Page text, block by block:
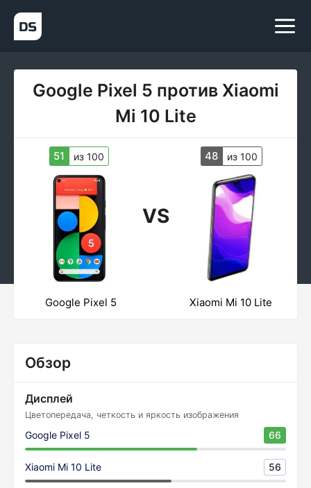
Google Pixel 5 против Xiaomi
Mi 10 Lite
51 из 100
VS
48 из 100
Google Pixel 5 Xiaomi Mi 10 Lite
Обзор
Дисплей
Цветопередача, четкость и яркость изображения
Google Pixel 5 66
Xiaomi Mi 10 Lite 56